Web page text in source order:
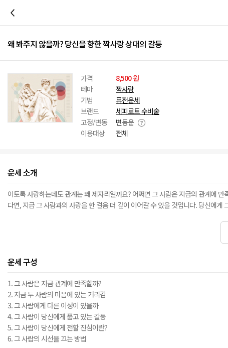
왜 봐주지 않을까? 당신을 향한 짝사랑 상대의 갈등
가격
8,500 원
테마
짝사랑
기법
퓨전운세
브랜드
세피로트 수비술
고정/변동
변동운
이용대상
전체
운세 소개
이토록 사랑하는데도 관계는 왜 제자리일까요? 어쩌면 그 사람은 지금의 관계에
다면, 지금 그 사람과의 사랑을 한 걸음 더 깊이 이어갈 수 있을 것입니다. 당신에게
운세 구성
1. 그 사람은 지금 관계에 만족할까?
2. 지금 두 사람의 마음에 있는 거리감
3. 그 사람에게 다른 이성이 있을까
4. 그 사람이 당신에게 품고 있는 갈등
5. 그 사람이 당신에게 전할 진심이란?
6. 그 사람의 시선을 끄는 방법